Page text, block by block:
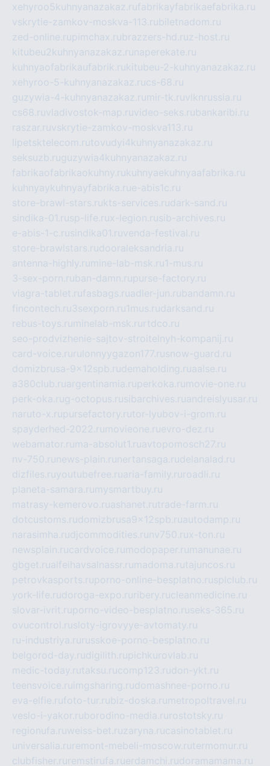
xehyroo5kuhnyanazakaz.rufabrikayfabrikaefabrika.ru
vskrytie-zamkov-moskva-113.rubiletnadom.ru
zed-online.rupimchax.rubrazzers-hd.ruz-host.ru
kitubeu2kuhnyanazakaz.ru naperekate.ru
kuhnyaofabrikaufabrik.rukitubeu-2-kuhnyanazakaz.ru
xehyroo-5-kuhnyanazakaz.rucs-68.ru
guzywia-4-kuhnyanazakaz.ru mir-tk.ruvlknrussia.ru
cs68.ruvladivostok-map.ruvideo-seks.rubankaribi.ru
raszar.ruvskrytie-zamkov-moskva113.ru
lipetsktelecom.rutovudyi4kuhnyanazakaz.ru
seksuzb.ruguzywia4kuhnyanazakaz.ru
fabrikaofabrikaokuhny.rukuhnyaekuhnyaafabrika.ru
kuhnyaykuhnyayfabrika.rue-abis1c.ru
store-brawl-stars.rukts-services.rudark-sand.ru
sindika-01.rusp-life.rux-legion.rusib-archives.ru
e-abis-1-c.rusindika01.ruvenda-festival.ru
store-brawlstars.rudooraleksandria.ru
antenna-highly.ru mine-lab-msk.ru1-mus.ru
3-sex-porn.ruban-damn.rupurse-factory.ru
viagra-tablet.rufasbags.ruadler-jun.rubandamn.ru
fincontech.ru3sexporn.ru1mus.rudarksand.ru
rebus-toys.ru minelab-msk.ru rtdco.ru
seo-prodvizhenie-sajtov-stroitelnyh-kompanij.ru
card-voice.ru rulonnyygazon177.rusnow-guard.ru
domizbrusa-9x12spb.rudemaholding.ruaalse.ru
a380club.ruargentinamia.ruperkoka.ru movie-one.ru
perk-oka.rug-octopus.rusibarchives.ruandreislyusar.ru
naruto-x.rupursefactory.rutor-lyubov-i-grom.ru
spayderhed-2022.ru movieone.ruevro-dez.ru
webamator.ru ma-absolut1.ruavtopomosch27.ru
nv-750.ru news-plain.ru nertansaga.rudelanalad.ru
dizfiles.ruyoutubefree.ruaria-family.ru roadli.ru
planeta-samara.ru mysmartbuy.ru
matrasy-kemerovo.ruashanet.rutrade-farm.ru
dotcustoms.rudomizbrusa9x12spb.ruautodamp.ru
narasimha.rudjcommodities.ru nv750.rux-ton.ru
newsplain.rucardvoice.ru modopaper.ru manunae.ru
gbget.rualfeihavsalnassr.ru madoma.rutajuncos.ru
petrovkasports.ruporno-online-besplatno.rusplclub.ru
york-life.rudoroga-expo.ru ribery.rucleanmedicine.ru
slovar-ivrit.ruporno-video-besplatno.ruseks-365.ru
ovucontrol.rusloty-igrovyye-avtomaty.ru
ru-industriya.ru russkoe-porno-besplatno.ru
belgorod-day.rudigilith.rupichkurovlab.ru
medic-today.rutaksu.rucomp123.rudon-ykt.ru
teensvoice.ru imgsharing.rudomashnee-porno.ru
eva-elfie.rufoto-tur.rubiz-doska.ru metropoltravel.ru
veslo-i-yakor.ruborodino-media.ru rostotsky.ru
regionufa.ruweiss-bet.ruzaryna.rucasinotablet.ru
universalia.ru remont-mebeli-moscow.rutermomur.ru
clubfisher.ru remstirufa.ruerdamchi.rudoramamama.ru